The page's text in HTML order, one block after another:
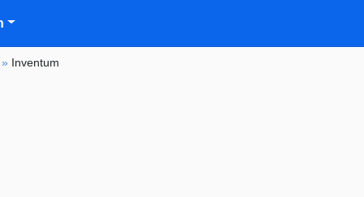
Inventum